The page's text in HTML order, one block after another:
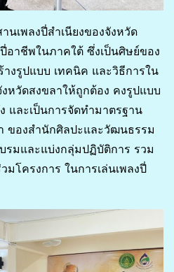
นเพลงปี่สำเนียงของจังหวัด
อาชีพในภาคใต้ ซึ่งเป็นศิษย์ของ
งรูปแบบ เทคนิค และวิธีการใน
งหวัดสงขลาให้ถูกต้อง คงรูปแบบ
และเป็นการจัดทำมาตรฐาน
ของสำนักศิลปะและวัฒนธรรม
รมและแบ่งกลุ่มปฏิบัติการ รวม
มโครงการ ในการเล่นเพลงปี่